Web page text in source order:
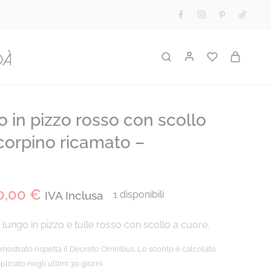
in pizzo rosso con scollo
ricamato –
€ IVA Inclusa 1 disponibili
lungo in pizzo e tulle rosso con scollo a cuore.
rispetta il Decreto Omnibus. Lo sconto è calcolato
negli ultimi 30 giorni.